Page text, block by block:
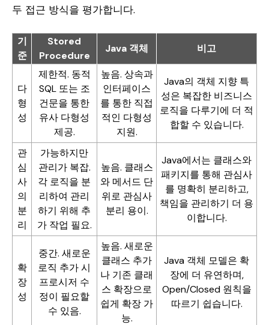
두 접근 방식을 평가합니다.
기
준
Stored
Procedure
Java 객체 비고
다
형
성
제한적. 동적
SQL 또는 조
건문을 통한
유사 다형성
제공.
높음. 상속과
인터페이스
를 통한 직접
적인 다형성
지원.
Java의 객체 지향 특
성은 복잡한 비즈니스
로직을 다루기에 더 적
합할 수 있습니다.
관
심
사
의
분
리
가능하지만
관리가 복잡.
각 로직을 분
리하여 관리
하기 위해 추
가 작업 필요.
높음. 클래스
와 메서드 단
위로 관심사
분리 용이.
Java에서는 클래스와
패키지를 통해 관심사
를 명확히 분리하고,
책임을 관리하기 더 용
이합니다.
확
장
성
중간. 새로운
로직 추가 시
프로시저 수
정이 필요할
수 있음.
높음. 새로운
클래스 추가
나 기존 클래
스 확장으로
쉽게 확장 가
능.
Java 객체 모델은 확
장에 더 유연하며,
Open/Closed 원칙을
따르기 쉽습니다.